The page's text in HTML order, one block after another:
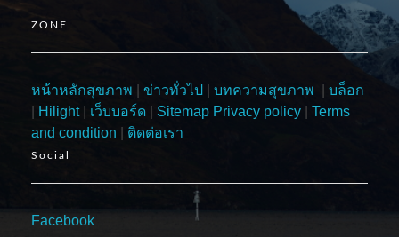
ZONE
หน้าหลักสุขภาพ ข่าวทั่วไป บทความสุขภาพ
บล็อก
Hilight| เว็บบอร์ด Sitemap Privacy policy
Terms
and condition
ติดต่อเรา
Social
Facebook